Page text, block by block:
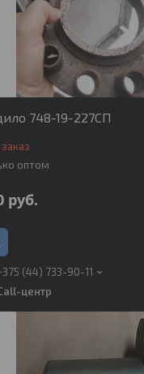
748-19-227СП
оптом
руб.
(44) 733-90-11
центр